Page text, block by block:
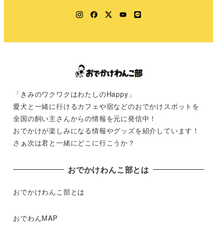
Instagram
Facebook
TwitterYouTube
LINE
「きみのワクワクはわたしのHappy」
愛犬と一緒に行けるカフェや宿などのおでかけスポットを
全国の飼い主さんからの情報を元に発信中！
おでかけが楽しみになる情報やグッズを紹介しています！
さぁ次は君と一緒にどこに行こうか？
おでかけわんこ部とは
おでかけわんこ部とは
おでわんMAP